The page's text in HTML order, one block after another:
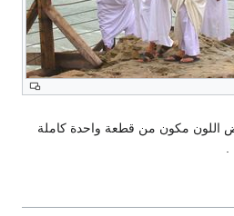
اللون مكون من قطعة واحدة كاملة